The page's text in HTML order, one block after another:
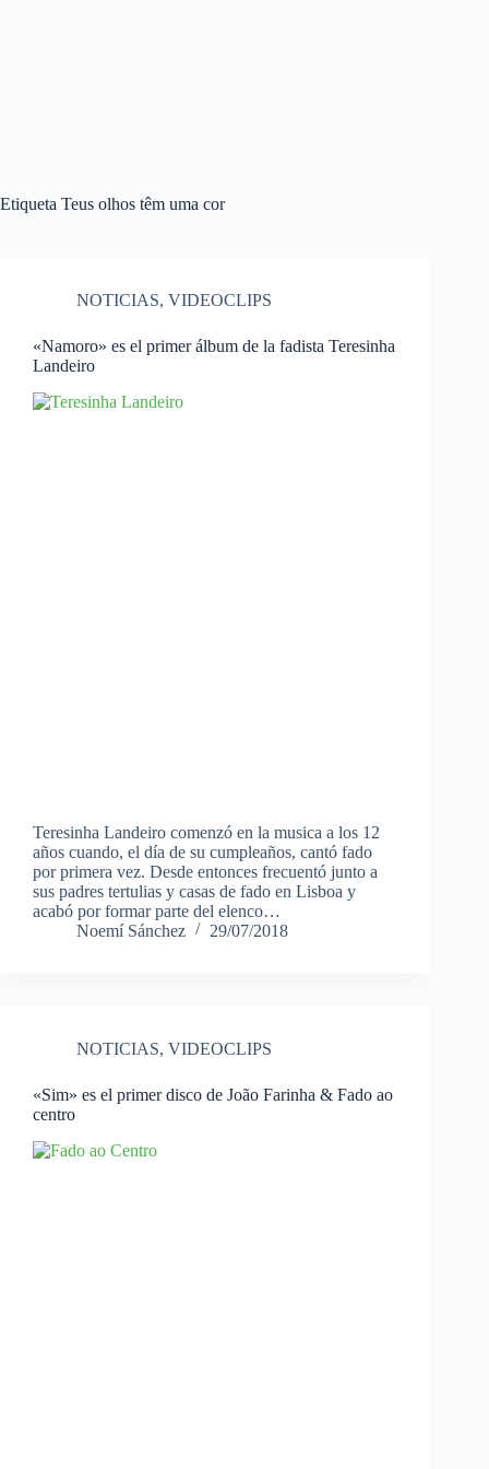
Etiqueta Teus olhos têm uma cor
NOTICIAS, VIDEOCLIPS
«Namoro» es el primer álbum de la fadista Teresinha
Landeiro
Teresinha Landeiro comenzó en la musica a los 12
años cuando, el día de su cumpleaños, cantó fado
por primera vez. Desde entonces frecuentó junto a
sus padres tertulias y casas de fado en Lisboa y
acabó por formar parte del elenco…
Noemí Sánchez
29/07/2018
NOTICIAS, VIDEOCLIPS
«Sim» es el primer disco de João Farinha & Fado ao
centro